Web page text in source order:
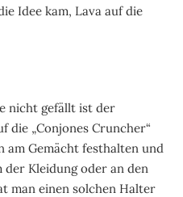
Idee kam, Lava auf die
nicht gefällt ist der
die „Conjones Cruncher“
am Gemächt festhalten und
Kleidung oder an den
man einen solchen Halter